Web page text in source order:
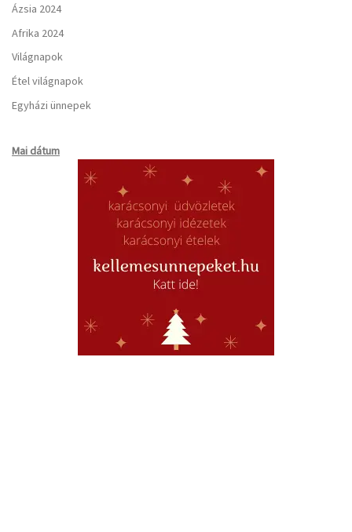
Ázsia 2024
Afrika 2024
Világnapok
Étel világnapok
Egyházi ünnepek
Mai dátum